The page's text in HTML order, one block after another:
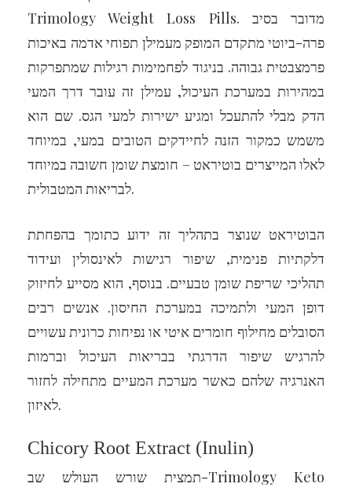
Trimology Weight Loss Pills. מדובר בסיב
פרה-ביוטי מתקדם המופק מעמילן תפוחי אדמה באיכות
פרמצבטית גבוהה. בניגוד לפחמימות רגילות שמתפרקות
במהירות במערכת העיכול, עמילן זה עובר דרך המעי
הדק מבלי להתעכל ומגיע ישירות למעי הגס. שם הוא
משמש כמקור הזנה לחיידקים הטובים במעי, במיוחד
לאלו המייצרים בוטיראט – חומצת שומן חשובה במיוחד
לבריאות המטבולית.
הבוטיראט שנוצר בתהליך זה ידוע כתומך בהפחתת
דלקתיות פנימית, שיפור רגישות לאינסולין ועידוד
תהליכי שריפת שומן טבעיים. בנוסף, הוא מסייע לחיזוק
דופן המעי ולתמיכה במערכת החיסון. אנשים רבים
הסובלים מחילוף חומרים איטי או נפיחות כרונית עשויים
להרגיש שיפור הדרגתי בבריאות העיכול וברמות
האנרגיה שלהם כאשר מערכת המעיים מתחילה לחזור
לאיזון.
Chicory Root Extract (Inulin)
תמצית שורש העולש שב-Trimology Keto